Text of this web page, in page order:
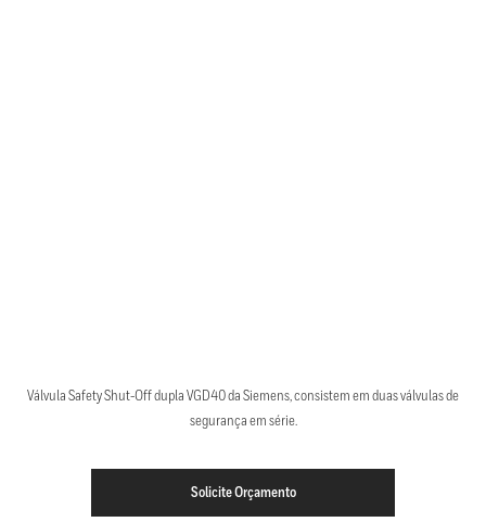
Válvula Safety Shut-Off dupla VGD40 da Siemens, consistem em duas válvulas de
segurança em série.
Solicite Orçamento